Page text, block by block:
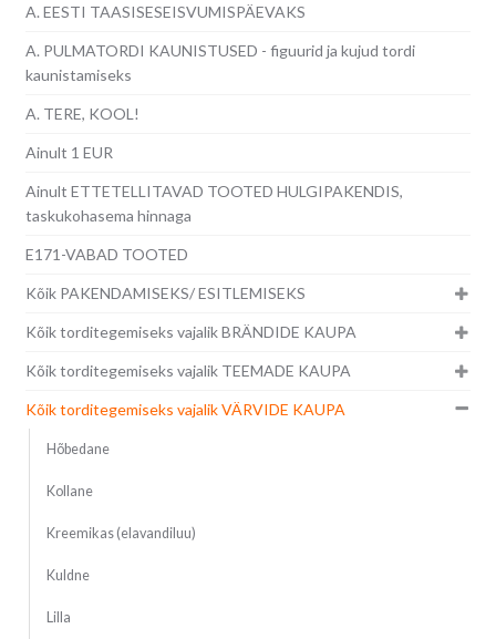
A. EESTI TAASISESEISVUMISPÄEVAKS
A. PULMATORDI KAUNISTUSED - figuurid ja kujud tordi
kaunistamiseks
A. TERE, KOOL!
Ainult 1 EUR
Ainult ETTETELLITAVAD TOOTED HULGIPAKENDIS,
taskukohasema hinnaga
E171-VABAD TOOTED
Kõik PAKENDAMISEKS/ ESITLEMISEKS
Kõik torditegemiseks vajalik BRÄNDIDE KAUPA
Kõik torditegemiseks vajalik TEEMADE KAUPA
Kõik torditegemiseks vajalik VÄRVIDE KAUPA
Hõbedane
Kollane
Kreemikas (elavandiluu)
Kuldne
Lilla